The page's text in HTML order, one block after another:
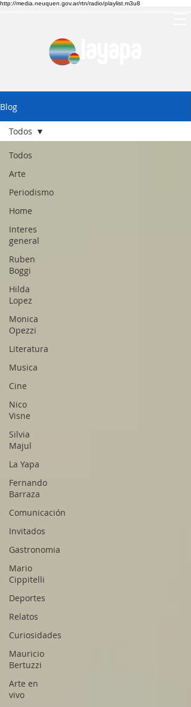
http://media.neuquen.gov.ar/rtn/radio/playlist.m3u8
Blog
Todos
Arte
Periodismo
Home
Interes
general
Ruben
Boggi
Hilda
Lopez
Monica
Opezzi
Literatura
Musica
Cine
Nico
Visne
Silvia
Majul
La Yapa
Fernando
Barraza
Comunicación
Invitados
Gastronomia
Mario
Cippitelli
Deportes
Relatos
Curiosidades
Mauricio
Bertuzzi
Arte en
vivo
Todos